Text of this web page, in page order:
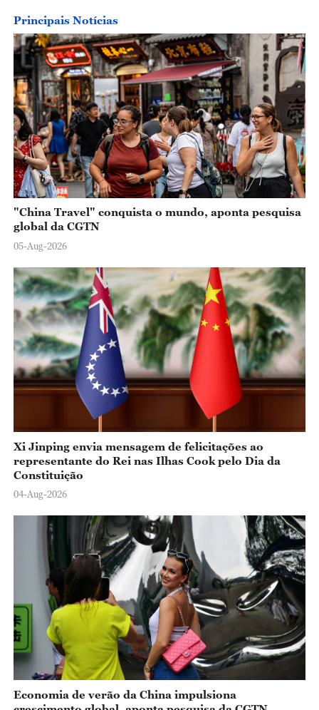
Principais Notícias
"China Travel" conquista o mundo, aponta pesquisa
global da CGTN
05-Aug-2026
Xi Jinping envia mensagem de felicitações ao
representante do Rei nas Ilhas Cook pelo Dia da
Constituição
04-Aug-2026
Economia de verão da China impulsiona